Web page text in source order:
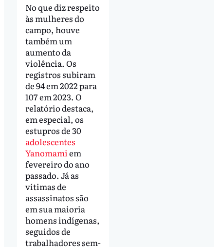
No que diz respeito
às mulheres do
campo, houve
também um
aumento da
violência. Os
registros subiram
de 94 em 2022 para
107 em 2023. O
relatório destaca,
em especial, os
estupros de 30
adolescentes
Yanomami em
fevereiro do ano
passado. Já as
vítimas de
assassinatos são
em sua maioria
homens indígenas,
seguidos de
trabalhadores sem-